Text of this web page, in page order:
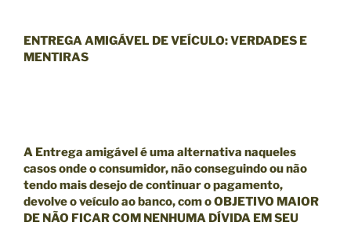
ENTREGA AMIGÁVEL DE VEÍCULO: VERDADES E
MENTIRAS
A Entrega amigável é uma alternativa naqueles
casos onde o consumidor, não conseguindo ou não
tendo mais desejo de continuar o pagamento,
devolve o veículo ao banco, com oOBJETIVO MAIOR
DE NÃO FICAR COM NENHUMA DÍVIDA EM SEU